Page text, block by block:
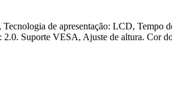
de apresentação: LCD, Tempo
Suporte VESA, Ajuste de altura. Cor